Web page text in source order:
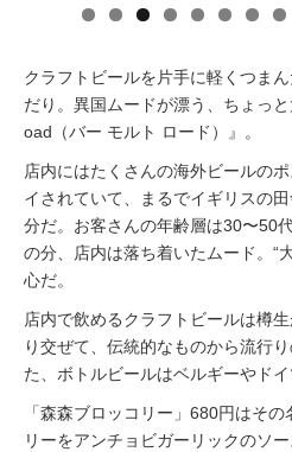
クラフトビールを片手に軽くつま
だり。異国ムードが漂う、ちょっ
oad（バー モルト ロード）』。
店内にはたくさんの海外ビールの
イされていて、まるでイギリスの
分だ。お客さんの年齢層は30〜50
の分、店内は落ち着いたムード。“
心だ。
店内で飲めるクラフトビールは樽
り交ぜて、伝統的なものから流行
た、ボトルビールはベルギーやド
「森森ブロッコリー」680円はそ
リーをアンチョビガーリックのソ